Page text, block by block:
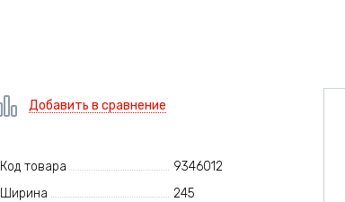
Добавить в сравнение
Код товара
9346012
Ширина
245